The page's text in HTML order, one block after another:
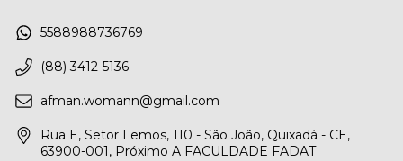
5588988736769
(88) 3412-5136
afman.womann@gmail.com
Rua E, Setor Lemos, 110 - São João, Quixadá - CE,
63900-001, Próximo A FACULDADE FADAT